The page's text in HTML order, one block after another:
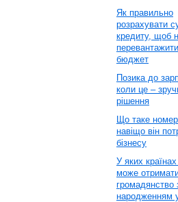
Як правильно
розрахувати
кредиту, щоб
бюджет
Позика до
коли це –
рішення
Що таке
навіщо він
бізнесу
У яких
може
громадянство
народженням